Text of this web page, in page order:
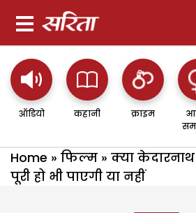
ऑडियो कहानी क्राइम
Home » फिल्म » क्या
पूरी हो भी पाएगी या नहीं